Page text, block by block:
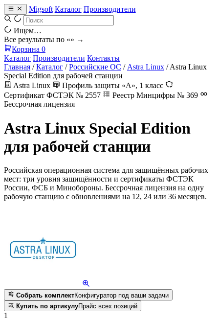
Migsoft Каталог Производители
Ищем…
Все результаты по «» →
Корзина 0
Каталог Производители Контакты
Главная / Каталог / Российские ОС / Astra Linux / Astra Linux
Special Edition для рабочей станции
Astra Linux
Профиль защиты «А», 1 класс
Сертификат ФСТЭК № 2557
Реестр Минцифры № 369
Бессрочная лицензия
Astra Linux Special Edition
для рабочей станции
Российская операционная система для защищённых рабочих
мест: три уровня защищённости и сертификаты ФСТЭК
России, ФСБ и Минобороны. Бессрочная лицензия на одну
рабочую станцию с обновлениями на 12, 24 или 36 месяцев.
Собрать комплектКонфигуратор под ваши задачи
Купить по артикулуПрайс всех позиций
1